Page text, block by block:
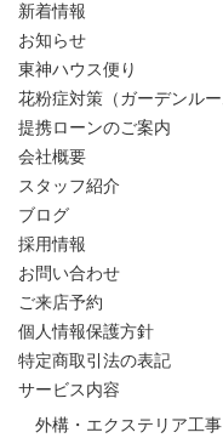
新着情報
お知らせ
東神ハウス便り
花粉症対策（ガーデンルー
提携ローンのご案内
会社概要
スタッフ紹介
ブログ
採用情報
お問い合わせ
ご来店予約
個人情報保護方針
特定商取引法の表記
サービス内容
外構・エクステリア工